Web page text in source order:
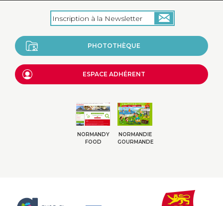
PHOTOTHÈQUE
ESPACE ADHÉRENT
NORMANDY
FOOD
NORMANDIE
GOURMANDE